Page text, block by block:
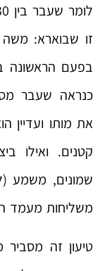
זו שבוארא:
כנראה שעבר
את מותו ועדיין
קטנים. ואילו
שמונים, משמע
משליחות מעמד
טיעון זה